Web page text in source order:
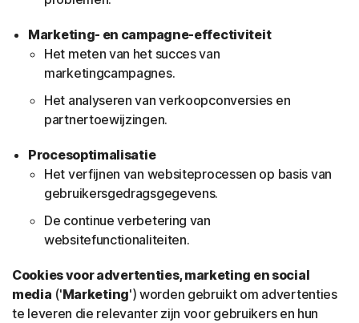
Marketing- en campagne-effectiviteit
Het meten van het succes van
marketingcampagnes.
Het analyseren van verkoopconversies en
partnertoewijzingen.
Procesoptimalisatie
Het verfijnen van websiteprocessen op basis van
gebruikersgedragsgegevens.
De continue verbetering van
websitefunctionaliteiten.
Cookies voor advertenties, marketing en social
media ('Marketing') worden gebruikt om advertenties
te leveren die relevanter zijn voor gebruikers en hun